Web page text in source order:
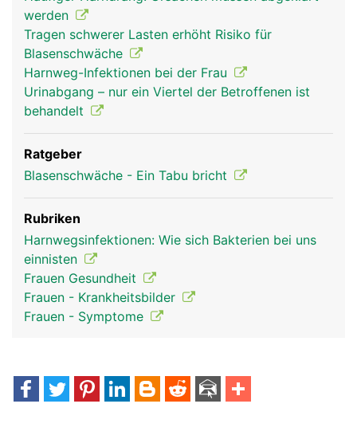
werden
Tragen schwerer Lasten erhöht Risiko für
Blasenschwäche
Harnweg-Infektionen bei der Frau
Urinabgang – nur ein Viertel der Betroffenen ist
behandelt
Ratgeber
Blasenschwäche - Ein Tabu bricht
Rubriken
Harnwegsinfektionen: Wie sich Bakterien bei uns
einnisten
Frauen Gesundheit
Frauen - Krankheitsbilder
Frauen - Symptome